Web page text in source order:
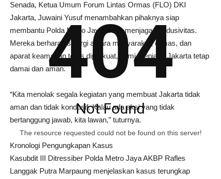
Senada, Ketua Umum Forum Lintas Ormas (FLO) DKI
Jakarta, Juwaini Yusuf menambahkan pihaknya siap
membantu Polda Metro Jaya untuk menjaga kondusivitas.
Mereka berharap sinergi antara masyarakat, ormas, dan
aparat keamanan terus diperkuat, demi menjaga Jakarta tetap
damai dan aman.
“Kita menolak segala kegiatan yang membuat Jakarta tidak
aman dan tidak kondusif. Kalau ada aksi yang tidak
bertanggung jawab, kita lawan,” tuturnya.
Kronologi Pengungkapan Kasus
Kasubdit III Ditressiber Polda Metro Jaya AKBP Rafles
Langgak Putra Marpaung menjelaskan kasus terungkap
404
Not Found
The resource requested could not be found on this server!